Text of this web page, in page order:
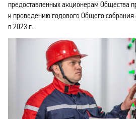
предоставленных акционерам Общества
к проведению годового Общего
в 2023 г.